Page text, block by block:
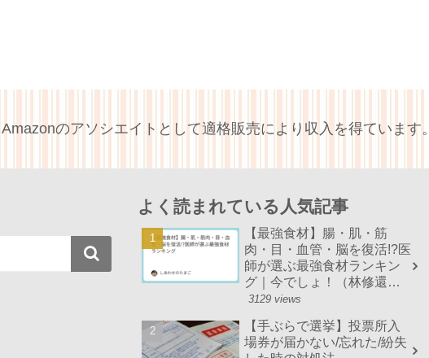
Amazonのアソシエイトとして適格販売により収入を得ています。
よく読まれている人気記事
【最強食材】腸・肌・筋
肉・目・血管・脳を復活!?医
師が選ぶ最強食材ランキン
グ｜今でしょ！（林修還暦
でしょ！）まとめ
3129 views
【手ぶらで選挙】投票所入
場券が届かない/忘れた/紛失